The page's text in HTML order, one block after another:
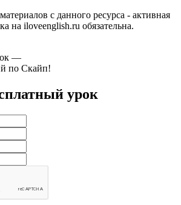
с данного ресурса - активная
на iloveenglish.ru обязательна.
—
по Скайп!
урок